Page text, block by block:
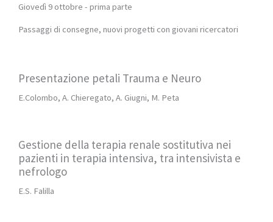
Giovedì 9 ottobre - prima parte
Passaggi di consegne, nuovi progetti con giovani ricercatori
Presentazione petali Trauma e Neuro
E.Colombo, A. Chieregato, A. Giugni, M. Peta
Gestione della terapia renale sostitutiva nei
pazienti in terapia intensiva, tra intensivista e
nefrologo
E.S. Falilla